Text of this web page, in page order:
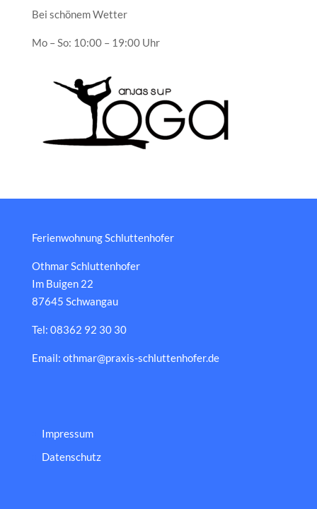
Bei schönem Wetter
Mo – So: 10:00 – 19:00 Uhr
Ferienwohnung Schluttenhofer
Othmar Schluttenhofer
Im Buigen 22
87645 Schwangau
Tel: 08362 92 30 30
Email: othmar@praxis-schluttenhofer.de
Impressum
Datenschutz